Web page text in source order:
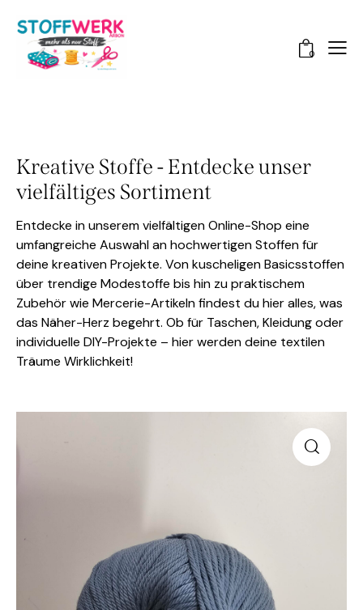
0
Kreative Stoffe - Entdecke unser
vielfältiges Sortiment
Entdecke in unserem vielfältigen Online-Shop eine
umfangreiche Auswahl an hochwertigen Stoffen für
deine kreativen Projekte. Von kuscheligen Basicsstoffen
über trendige Modestoffe bis hin zu praktischem
Zubehör wie Mercerie-Artikeln findest du hier alles, was
das Näher-Herz begehrt. Ob für Taschen, Kleidung oder
individuelle DIY-Projekte – hier werden deine textilen
Träume Wirklichkeit!